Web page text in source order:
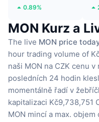
0.89%
MON Kurz a
The live MON price
hour trading volume of
naši MON na CZK cenu v
posledních 24 hodin
momentálně řadí v
kapitalizaci Kč9,738,751
MON mincí a max. objem